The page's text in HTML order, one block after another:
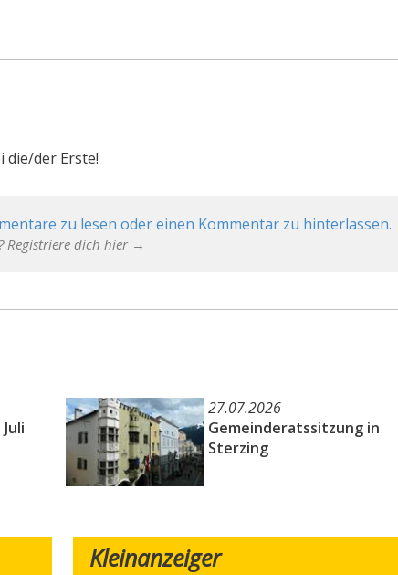
die/der Erste!
zu lesen oder einen Kommentar zu hinterlassen.
Registriere dich hier →
27.07.2026
Gemeinderatssitzung in
Sterzing
Kleinanzeiger